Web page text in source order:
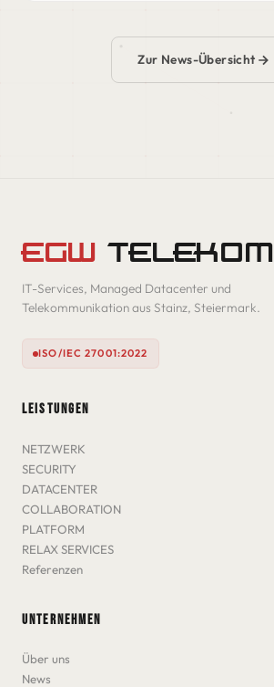
Zur News-Übersicht
EGW TELEKOM
IT-Services, Managed Datacenter und
Telekommunikation aus Stainz, Steiermark.
ISO/IEC 27001:2022
LEISTUNGEN
NETZWERK
SECURITY
DATACENTER
COLLABORATION
PLATFORM
RELAX SERVICES
Referenzen
UNTERNEHMEN
Über uns
News